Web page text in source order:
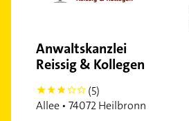
Anwaltskanzlei
Reissig & Kollegen
3
(5)
Allee • 74072 Heilbronn